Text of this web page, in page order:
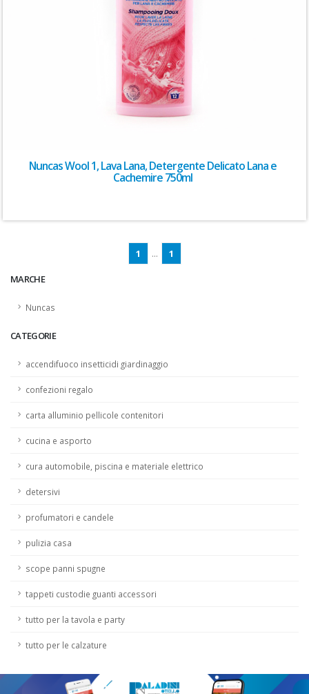
MARCHE
Nuncas
CATEGORIE
accendifuoco insetticidi giardinaggio
confezioni regalo
carta alluminio pellicole contenitori
cucina e asporto
cura automobile, piscina e materiale elettrico
detersivi
profumatori e candele
pulizia casa
scope panni spugne
tappeti custodie guanti accessori
tutto per la tavola e party
tutto per le calzature
Nuncas Wool 1, Lava Lana, Detergente Delicato Lana e
Cachemire 750ml
1 ... 1